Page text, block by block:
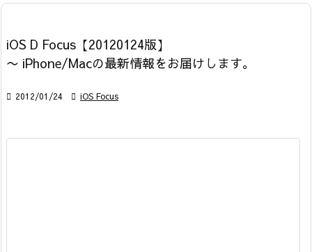
iOS D Focus【20120124版】
〜 iPhone/Macの最新情報をお届けします。
 2012/01/24  iOS Focus